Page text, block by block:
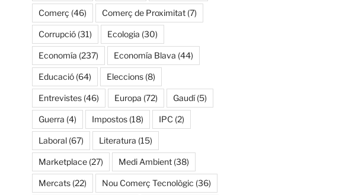
Comerç (46) Comerç de Proximitat(7)
Corrupció(31) Ecologia (30)
Economía (237) Economía Blava (44)
Educació(64) Eleccions(8)
Entrevistes(46) Europa (72) Gaudí(5)
Guerra (4) Impostos(18) IPC (2)
Laboral(67) Literatura (15)
Marketplace(27) Medi Ambient(38)
Mercats(22) Nou Comerç Tecnològic (36)